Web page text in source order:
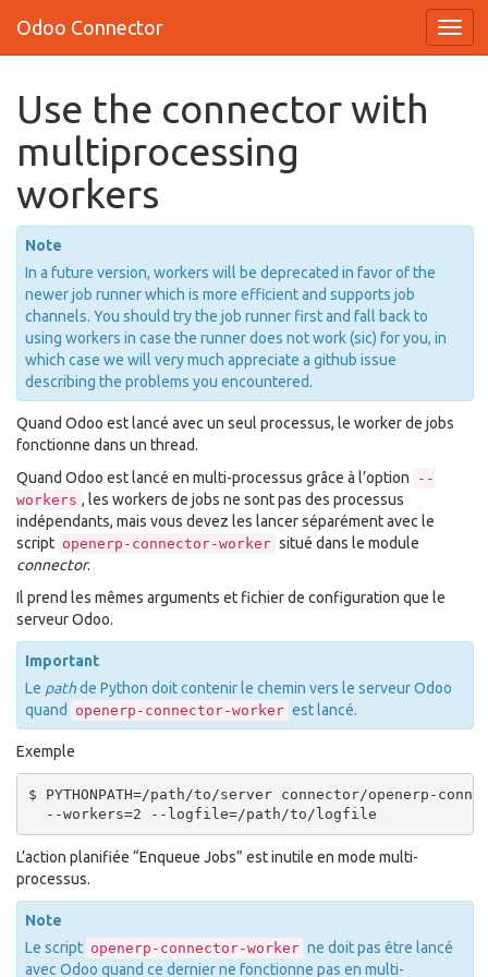
Odoo Connector
Use the connector with
multiprocessing
workers
Note
In a future version, workers will be deprecated in favor of the
newer job runner which is more efficient and supports job
channels. You should try the job runner first and fall back to
using workers in case the runner does not work (sic) for you, in
which case we will very much appreciate a github issue
describing the problems you encountered.
Quand Odoo est lancé avec un seul processus, le worker de jobs
fonctionne dans un thread.
Quand Odoo est lancé en multi-processus grâce à l’option
--
workers , les workers de jobs ne sont pas des processus
indépendants, mais vous devez les lancer séparément avec le
script openerp-connector-worker situé dans le module
connector.
Il prend les mêmes arguments et fichier de configuration que le
serveur Odoo.
Important
Le pathde Python doit contenir le chemin vers le serveur Odoo
quand
openerp-connector-worker est lancé.
Exemple
$ PYTHONPATH=/path/to/server connector/openerp-
L’action planifiée “Enqueue Jobs” est inutile en mode multi-
processus.
Note
Le script openerp-connector-worker ne doit pas être lancé
avec Odoo quand ce dernier ne fonctionne pas en multi-